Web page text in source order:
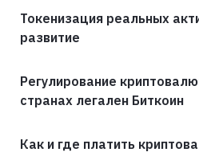
Токенизация реальных
развитие
Регулирование
странах легален Биткоин
Как и где платить